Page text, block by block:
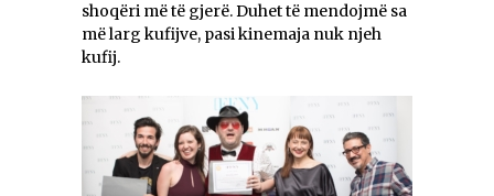
shoqëri më të gjerë. Duhet të mendojmë sa
më larg kufijve, pasi kinemaja nuk njeh
kufij.